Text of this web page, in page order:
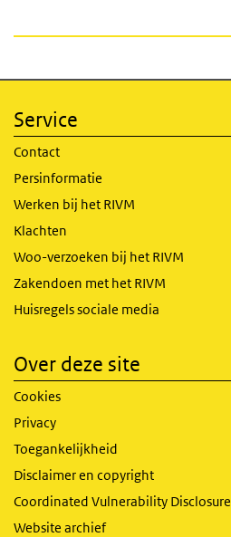
Service
Contact
Persinformatie
Werken bij het RIVM
Klachten
Woo-verzoeken bij het RIVM
Zakendoen met het RIVM
Huisregels sociale media
Over deze site
Cookies
Privacy
Toegankelijkheid
Disclaimer en copyright
Coordinated Vulnerability Disclosure
Website archief